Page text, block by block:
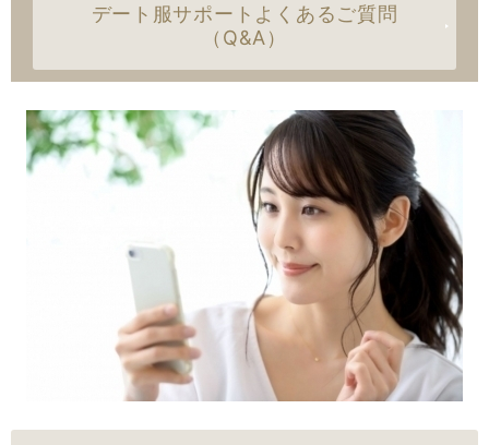
デート服サポートよくあるご質問
（Q&A）